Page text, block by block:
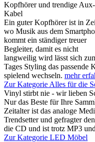
Kopfhörer und trendige Aux-
Kabel
Ein guter Kopfhörer ist in
wo Musik aus dem
kommt ein ständiger treuer
Begleiter, damit es nicht
langweilig wird lässt sich
Tages Styling das passende
spielend wechseln. mehr
Zur Kategorie Alles für die
Vinyl stirbt nie - wir lieben
Nur das Beste für Ihre
Zeitalter ist das analoge
Trendsetter und gefragter
die CD und ist trotz MP3
Zur Kategorie LED Möbel